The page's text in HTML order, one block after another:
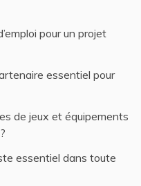
pour un projet
essentiel pour
de jeux et équipements
essentiel dans toute